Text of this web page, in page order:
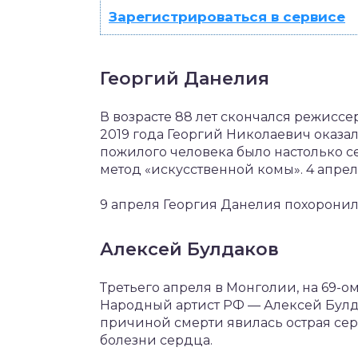
Зарегистрироваться в сервисе
Георгий Данелия
В возрасте 88 лет скончался
2019 года Георгий Николаевич
пожилого человека было
метод «искусственной комы». 4
9 апреля Георгия Данелия
Алексей Булдаков
Третьего апреля в Монголии, на 69-
Народный артист РФ — Алексей
причиной смерти явилась острая
болезни сердца.